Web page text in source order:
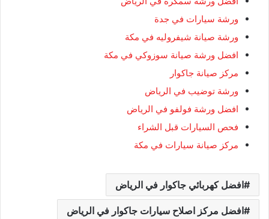
ورشة سيارات في جدة
ورشة صيانة شيفروليه في مكة
افضل ورشة صيانة سوزوكي في مكة
مركز صيانة جاكوار
ورشة توضيب في الرياض
افضل ورشة فولفو في الرياض
فحص السيارات قبل الشراء
مركز صيانة سيارات في مكة
افضل كهربائي جاكوار في الرياض
افضل مركز اصلاح سيارات جاكوار في الرياض